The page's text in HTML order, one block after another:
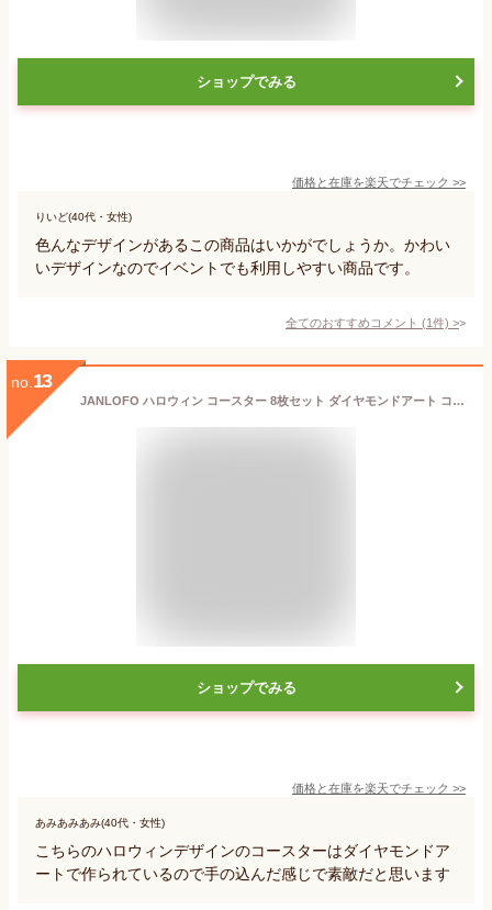
ショップでみる
価格と在庫を楽天でチェック >>
りいど(40代・女性)
色んなデザインがあるこの商品はいかがでしょうか。かわい
いデザインなのでイベントでも利用しやすい商品です。
全てのおすすめコメント (1件) >
no. 13
JANLOFO ハロウィン コースター 8枚セット ダイヤモンドアート コースター ハロウィン プレゼント ダイアモンドアート キット 初心者 ハロウィン 飾り 手作りキット 手芸キット
ショップでみる
価格と在庫を楽天でチェック >>
あみあみあみ(40代・女性)
こちらのハロウィンデザインのコースターはダイヤモンドア
ートで作られているので手の込んだ感じで素敵だと思います